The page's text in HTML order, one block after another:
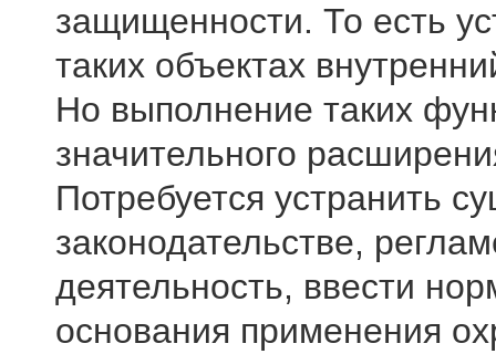
защищенности. То есть
таких объектах
Но выполнение таких
значительного
Потребуется устранить
законодательстве,
деятельность, ввести
основания применения